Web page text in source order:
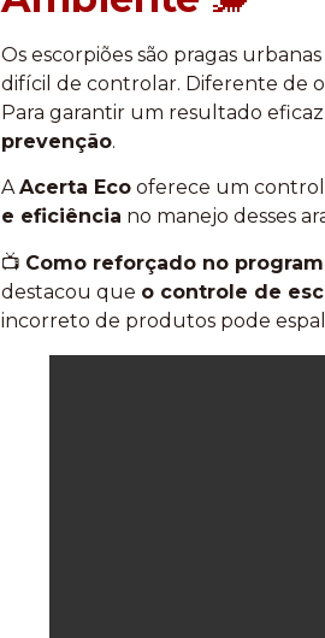
Os escorpiões são pragas
difícil de controlar. Diferente de
Para garantir um resultado
prevenção.
AAcerta Ecooferece um
e eficiência no manejo desses
📺 Como reforçado no
destacou que o controle de
incorreto de produtos pode